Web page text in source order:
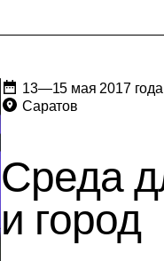
13—15 мая 2017 года
Саратов
Среда
и город